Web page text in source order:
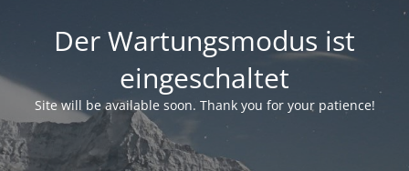
Der Wartungsmodus ist
eingeschaltet
Site will be available soon. Thank you for your patience!